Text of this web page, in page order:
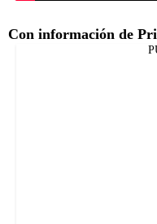
Con información de